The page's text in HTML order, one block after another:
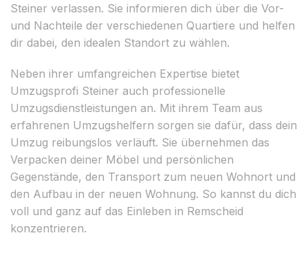
Steiner verlassen. Sie informieren dich über die Vor-
und Nachteile der verschiedenen Quartiere und helfen
dir dabei, den idealen Standort zu wählen.
Neben ihrer umfangreichen Expertise bietet
Umzugsprofi Steiner auch professionelle
Umzugsdienstleistungen an. Mit ihrem Team aus
erfahrenen Umzugshelfern sorgen sie dafür, dass dein
Umzug reibungslos verläuft. Sie übernehmen das
Verpacken deiner Möbel und persönlichen
Gegenstände, den Transport zum neuen Wohnort und
den Aufbau in der neuen Wohnung. So kannst du dich
voll und ganz auf das Einleben in Remscheid
konzentrieren.